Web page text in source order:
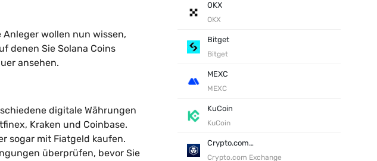
wollen nun wissen,
denen Sie Solana Coins
ansehen.
digitale Währungen
Kraken und Coinbase.
sogar mit Fiatgeld kaufen.
überprüfen, bevor Sie
OKX
OKX
Bitget
Bitget
MEXC
MEXC
KuCoin
KuCoin
Crypto.com Exchange
Crypto.com Exchange